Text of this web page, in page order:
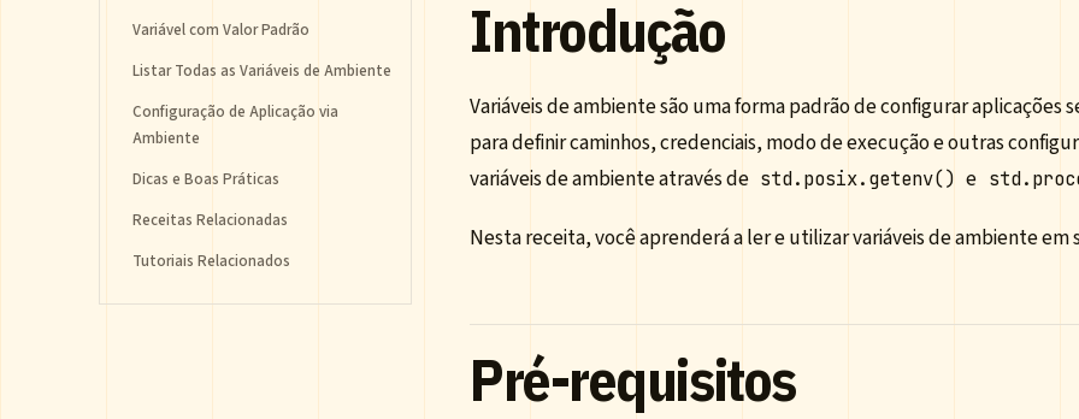
Variável com Valor Padrão
Listar Todas as Variáveis de Ambiente
Configuração de Aplicação via
Ambiente
Dicas e Boas Práticas
Receitas Relacionadas
Tutoriais Relacionados
Introdução
Variáveis de ambiente são uma forma padrão de configurar aplicações
para definir caminhos, credenciais, modo de execução e outras
variáveis de ambiente através de std.posix.getenv() e
Nesta receita, você aprenderá a ler e utilizar variáveis de ambiente em
Pré-requisitos